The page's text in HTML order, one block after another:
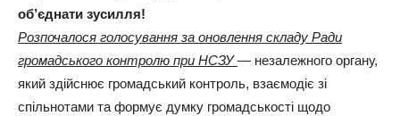
об’єднати зусилля!
Розпочалося голосування за оновлення складу Ради
громадського контролю при НСЗУ— незалежного органу,
який здійснює громадський контроль, взаємодіє зі
спільнотами та формує думку громадськості щодо